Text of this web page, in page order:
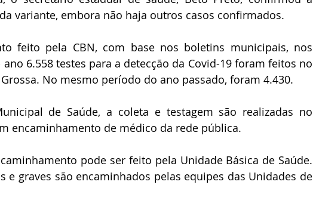
variante, embora não haja outros casos confirmados.
feito pela CBN, com base nos boletins municipais, nos
6.558 testes para a detecção da Covid-19 foram feitos no
No mesmo período do ano passado, foram 4.430.
de Saúde, a coleta e testagem são realizadas no
encaminhamento de médico da rede pública.
pode ser feito pela Unidade Básica de Saúde.
e graves são encaminhados pelas equipes das Unidades de